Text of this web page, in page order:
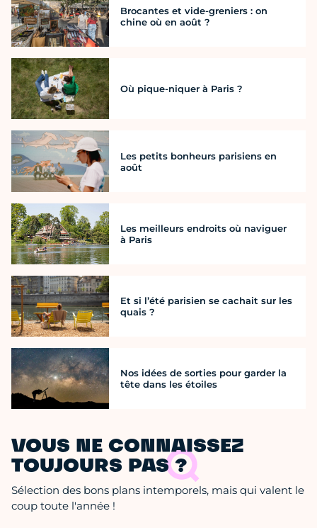
Brocantes et vide-greniers : on
chine où en août ?
Où pique-niquer à Paris ?
Les petits bonheurs parisiens en
août
Les meilleurs endroits où naviguer
à Paris
Et si l’été parisien se cachait sur les
quais ?
Nos idées de sorties pour garder la
tête dans les étoiles
VOUS NE CONNAISSEZ
TOUJOURS PAS ?
Sélection des bons plans intemporels, mais qui valent le
coup toute l'année !